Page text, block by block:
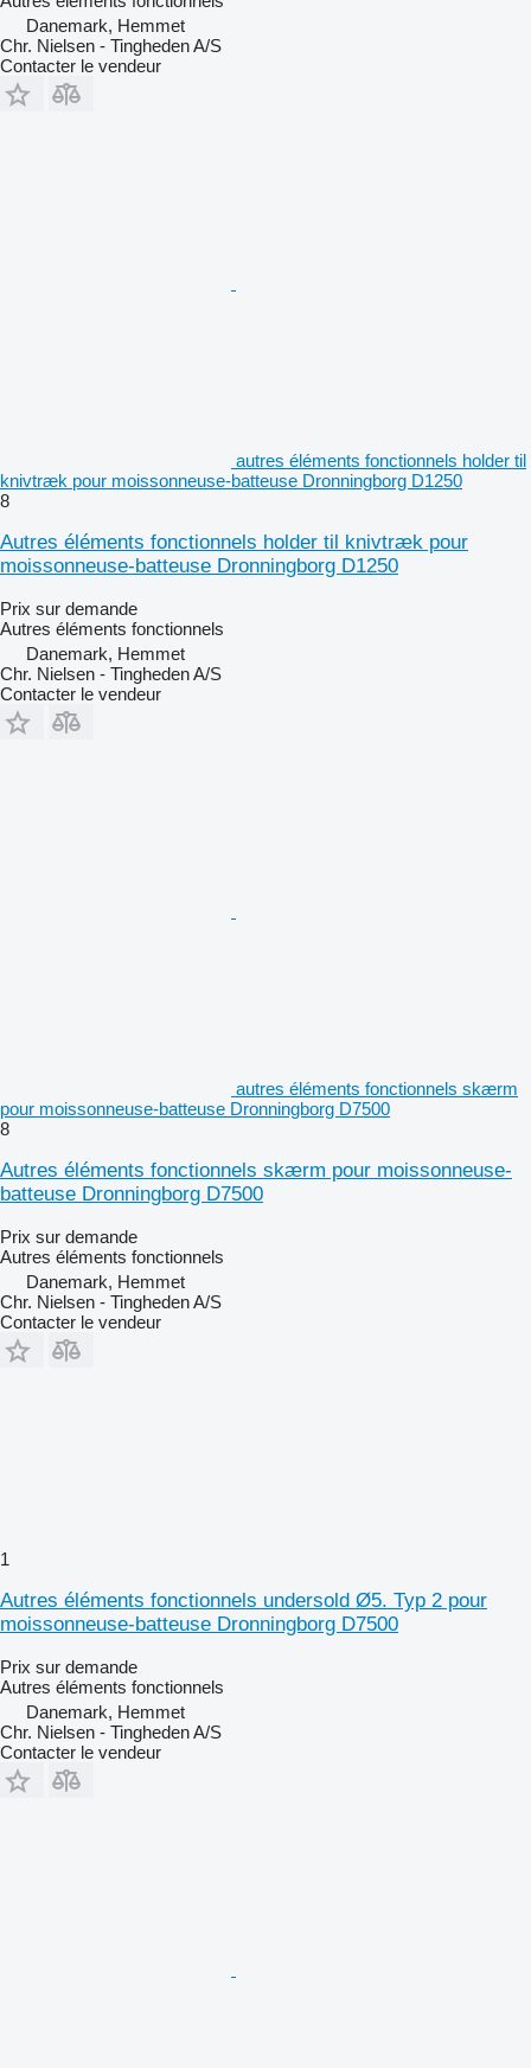
Danemark, Hemmet
Chr. Nielsen - Tingheden A/S
Contacter le vendeur
autres éléments fonctionnels holder til
knivtræk pour moissonneuse-batteuse Dronningborg D1250
8
Autres éléments fonctionnels holder til knivtræk pour
moissonneuse-batteuse Dronningborg D1250
Prix sur demande
Autres éléments fonctionnels
Danemark, Hemmet
Chr. Nielsen - Tingheden A/S
Contacter le vendeur
autres éléments fonctionnels skærm
pour moissonneuse-batteuse Dronningborg D7500
8
Autres éléments fonctionnels skærm pour moissonneuse-
batteuse Dronningborg D7500
Prix sur demande
Autres éléments fonctionnels
Danemark, Hemmet
Chr. Nielsen - Tingheden A/S
Contacter le vendeur
1
Autres éléments fonctionnels undersold Ø5. Typ 2 pour
moissonneuse-batteuse Dronningborg D7500
Prix sur demande
Autres éléments fonctionnels
Danemark, Hemmet
Chr. Nielsen - Tingheden A/S
Contacter le vendeur